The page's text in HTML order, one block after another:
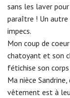
sans les laver
paraître ! Un autre
impecs.
Mon coup de
chatoyant et son
fétichise son
Ma nièce
vêtement est à